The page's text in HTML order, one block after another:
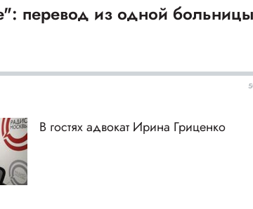
перевод из одной
В гостях адвокат Ирина Гриценко